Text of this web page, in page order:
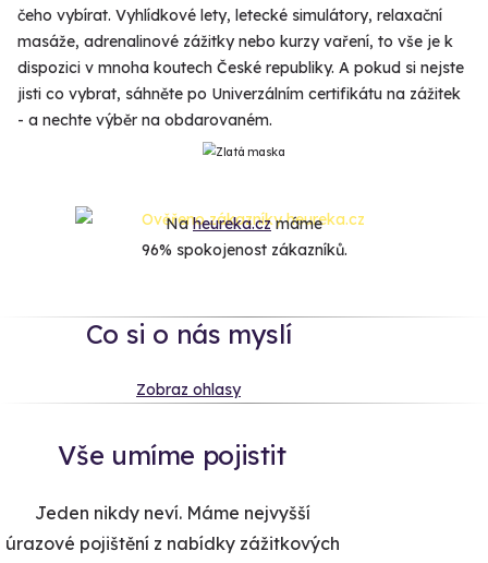
čeho vybírat. Vyhlídkové lety, letecké simulátory, relaxační
masáže, adrenalinové zážitky nebo kurzy vaření, to vše je k
dispozici v mnoha koutech České republiky. A pokud si nejste
jisti co vybrat, sáhněte po Univerzálním certifikátu na zážitek
- a nechte výběr na obdarovaném.
Naheureka.czmáme
96% spokojenost zákazníků.
Co si o nás myslí
Zobraz ohlasy
Vše umíme pojistit
Jeden nikdy neví. Máme nejvyšší
úrazové pojištění z nabídky zážitkových